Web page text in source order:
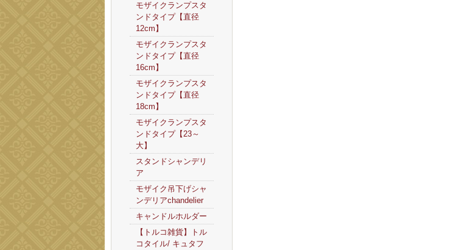
モザイクランプスタ
ンドタイプ【直径
12cm】
モザイクランプスタ
ンドタイプ【直径
16cm】
モザイクランプスタ
ンドタイプ【直径
18cm】
モザイクランプスタ
ンドタイプ【23～
大】
スタンドシャンデリ
ア
モザイク吊下げシャ
ンデリアchandelier
キャンドルホルダー
【トルコ雑貨】トル
コタイル/ キュタフ